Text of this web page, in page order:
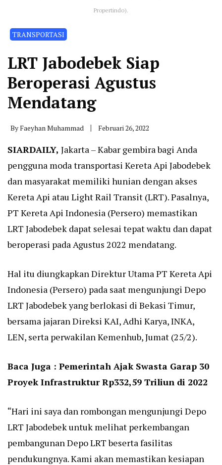
Propertindo).
TRANSPORTASI
LRT Jabodebek Siap
Beroperasi Agustus
Mendatang
ByFaeyhan Muhammad Februari 26, 2022
SIARDAILY, Jakarta – Kabar gembira bagi Anda
pengguna moda transportasi Kereta Api Jabodebek
dan masyarakat memiliki hunian dengan akses
Kereta Api atau Light Rail Transit (LRT). Pasalnya,
PT Kereta Api Indonesia (Persero) memastikan
LRT Jabodebek dapat selesai tepat waktu dan dapat
beroperasi pada Agustus 2022 mendatang.
Hal itu diungkapkan Direktur Utama PT Kereta Api
Indonesia (Persero) pada saat mengunjungi Depo
LRT Jabodebek yang berlokasi di Bekasi Timur,
bersama jajaran Direksi KAI, Adhi Karya, INKA,
LEN, serta perwakilan Kemenhub, Jumat (25/2).
Baca Juga : Pemerintah Ajak Swasta Garap 30
Proyek Infrastruktur Rp332,59 Triliun di 2022
“Hari ini saya dan rombongan mengunjungi Depo
LRT Jabodebek untuk melihat perkembangan
pembangunan Depo LRT beserta fasilitas
pendukungnya. Kami akan memastikan kesiapan